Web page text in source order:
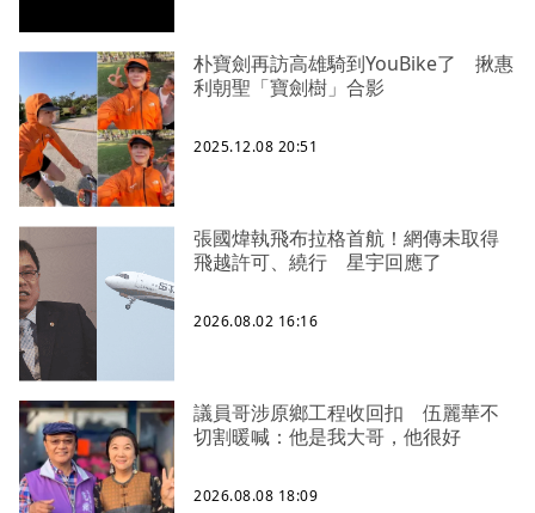
朴寶劍再訪高雄騎到YouBike了 揪惠
利朝聖「寶劍樹」合影
2025.12.08 20:51
張國煒執飛布拉格首航！網傳未取得
飛越許可、繞行 星宇回應了
2026.08.02 16:16
議員哥涉原鄉工程收回扣 伍麗華不
切割暖喊：他是我大哥，他很好
2026.08.08 18:09